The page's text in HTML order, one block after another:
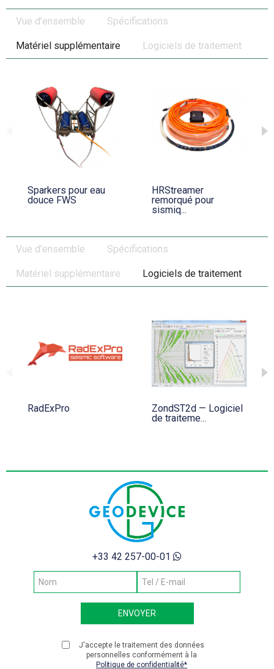
Vue d’ensemble Spécifications
Matériel supplémentaire Logiciels de traitement
Sparkers pour eau
douce FWS
HRStreamer
remorqué pour
sismiq...
Vue d’ensemble Spécifications
Matériel supplémentaire Logiciels de traitement
RadExPro
ZondST2d — Logiciel
de traiteme...
+33 42 257-00-01
J'accepte le traitement des données
personnelles conformément à la
Politique de confidentialité